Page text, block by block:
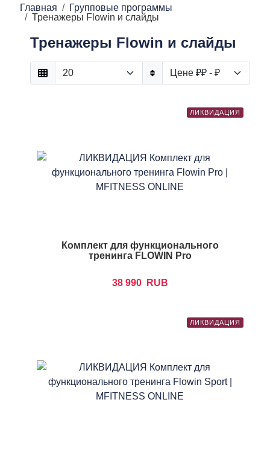
Главная
Групповые программы
Тренажеры Flowin и слайды
Тренажеры Flowin и слайды
ЛИКВИДАЦИЯ
Комплект для функционального
тренинга FLOWIN Pro
38 990 RUB
ЛИКВИДАЦИЯ